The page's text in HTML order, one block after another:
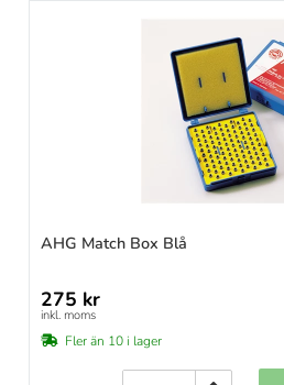
AHG Match Box Blå
275 kr
inkl. moms
Fler än 10 i lager